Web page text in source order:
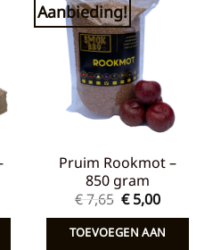
Aanbieding!
Toevoegen
verlanglijst
Pruim Rookmot –
850 gram
€7,65 Oorspronkelijke
prijs
was:
€ 7,65.
€5,00Huidige
is:
€ 5,00.
TOEVOEGEN AAN